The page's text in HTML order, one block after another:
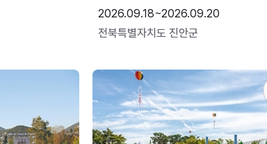
2026.09.18~2026.09.20
전북특별자치도 진안군